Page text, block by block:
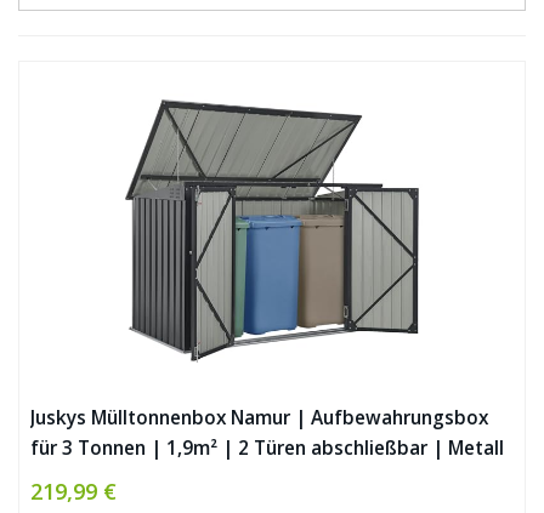
Juskys Mülltonnenbox Namur | Aufbewahrungsbox
für 3 Tonnen | 1,9m² | 2 Türen abschließbar | Metall
| grau | Mülltonnenverkleidung Müllbox Müllhaus
219,99 €